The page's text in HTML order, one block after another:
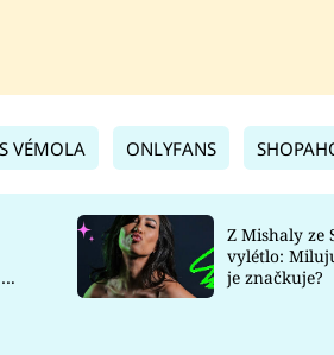
VÉMOLA ONLYFANS
Z Mishaly ze
vylétlo:
je značkuje?